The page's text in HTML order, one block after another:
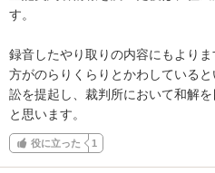
す。
録音したやり取りの内容にもより
方がのらりくらりとかわしている
訟を提起し、裁判所において和解
と思います。
役に立った 1